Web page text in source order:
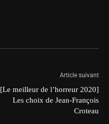
Article suivant
[Le meilleur de l’horreur 2020]
Les choix de Jean-François
Croteau